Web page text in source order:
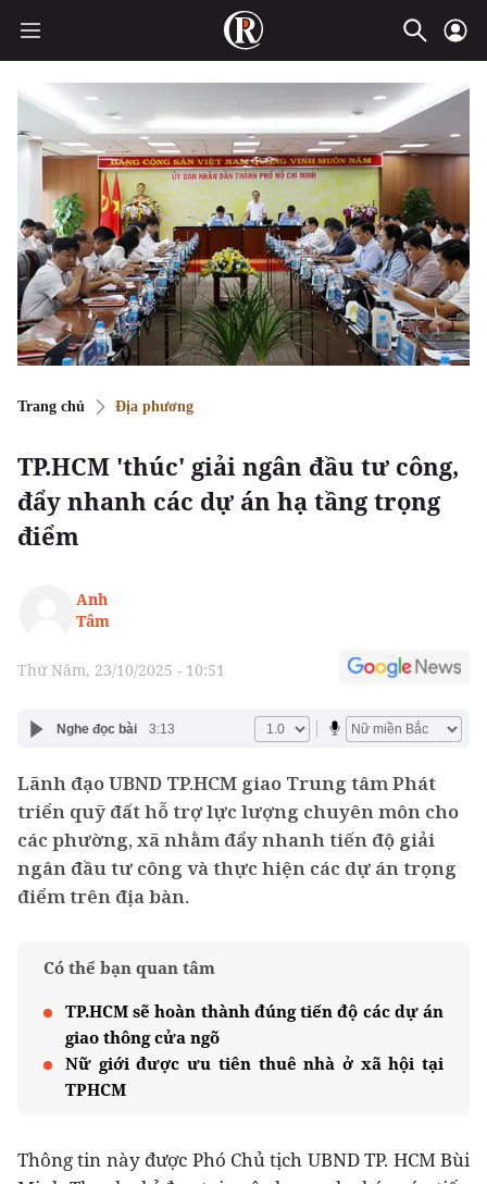
Trang chủ Địa phương
TP.HCM 'thúc' giải ngân đầu tư công,
đẩy nhanh các dự án hạ tầng trọng
điểm
Anh
Tâm
Thứ Năm, 23/10/2025 - 10:51
Nghe đọc bài 3:13
Lãnh đạo UBND TP.HCM giao Trung tâm Phát
triển quỹ đất hỗ trợ lực lượng chuyên môn cho
các phường, xã nhằm đẩy nhanh tiến độ giải
ngân đầu tư công và thực hiện các dự án trọng
điểm trên địa bàn.
Có thể bạn quan tâm
TP.HCM sẽ hoàn thành đúng tiến độ các dự án
giao thông cửa ngõ
Nữ giới được ưu tiên thuê nhà ở xã hội tại
TPHCM
Thông tin này được Phó Chủ tịch UBND TP. HCM Bùi